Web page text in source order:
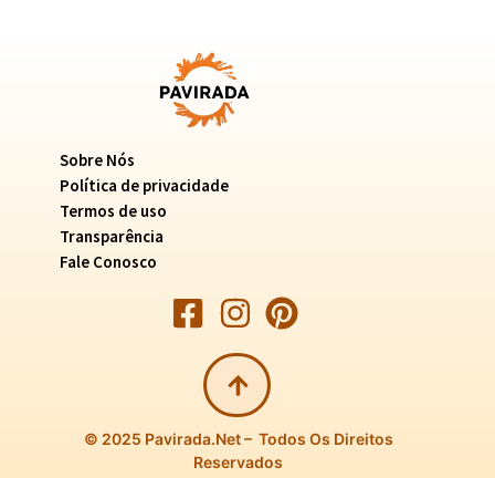
Sobre Nós
Política de privacidade
Termos de uso
Transparência
Fale Conosco
© 2025 Pavirada.net – Todos Os Direitos
Reservados